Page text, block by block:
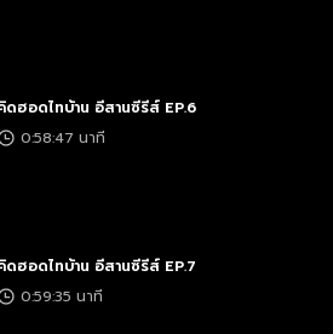
ดฮอดไทบ้าน อีสานซีรีส์ EP.6
0:58:47 นาที
ดฮอดไทบ้าน อีสานซีรีส์ EP.7
0:59:35 นาที